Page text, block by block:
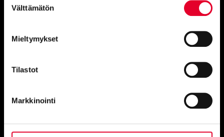
valinta
Välttämätön
Mieltymykset
Tilastot
Markkinointi
Vantaa